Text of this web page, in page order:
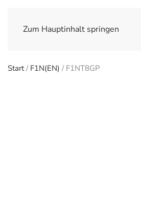
Zum Hauptinhalt springen
Start/ F1N(EN) / F1NT8GP